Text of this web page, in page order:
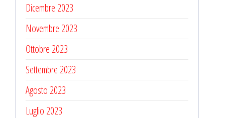
Dicembre 2023
Novembre 2023
Ottobre 2023
Settembre 2023
Agosto 2023
Luglio 2023